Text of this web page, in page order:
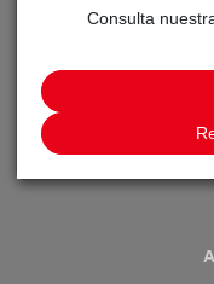
Aplicación para la
Consulta